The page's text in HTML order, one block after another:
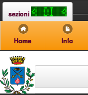
sezioni
Home Info